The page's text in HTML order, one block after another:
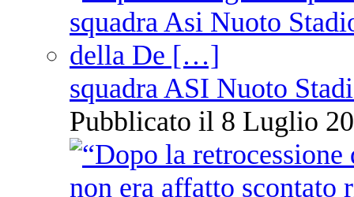
squadra ASI Nuoto
Pubblicato il 8 Luglio